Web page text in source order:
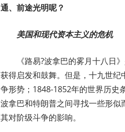
通、前途光明呢？
美国和现代资本主义的危机
《路易?波拿巴的雾月十八日
获得启发和鼓舞。但是，十九世
争形势；1848-1852年的世界历史
波拿巴和特朗普之间寻找一些形
其对阶级斗争的影响。